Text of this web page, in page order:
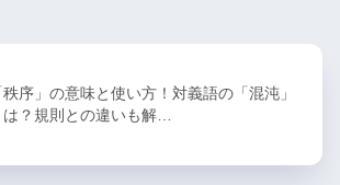
秩序」の意味と使い方！対義語の「混沌」
は？規則との違いも解…